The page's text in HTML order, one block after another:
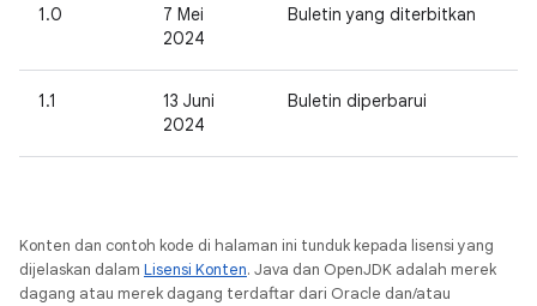
1.0
7 Mei
2024
Buletin yang diterbitkan
1.1
13 Juni
2024
Buletin diperbarui
Konten dan contoh kode di halaman ini tunduk kepada lisensi yang
dijelaskan dalam Lisensi Konten. Java dan OpenJDK adalah merek
dagang atau merek dagang terdaftar dari Oracle dan/atau